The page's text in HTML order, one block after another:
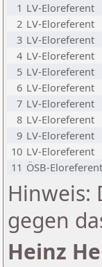
1 LV-Eloreferent
2 LV-Eloreferent
3 LV-Eloreferent
4 LV-Eloreferent
5 LV-Eloreferent
6 LV-Eloreferent
7 LV-Eloreferent
8 LV-Eloreferent
9 LV-Eloreferent
10 LV-Eloreferent
11 ÖSB-Eloreferent
Hinweis:
gegen
Heinz